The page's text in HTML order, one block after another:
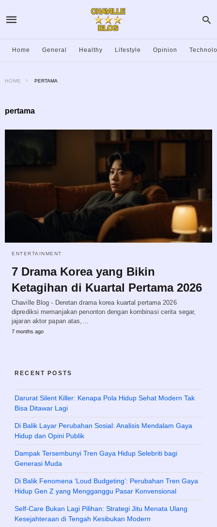
Home General Healthy Lifestyle Opinion
HOME PERTAMA
pertama
ENTERTAINMENT
7 Drama Korea yang Bikin
Ketagihan di Kuartal Pertama 2026
Chaville Blog - Deretan drama korea kuartal pertama 2026
diprediksi memanjakan penonton dengan kombinasi cerita segar,
jajaran aktor papan atas,…
7 months ago
RECENT POSTS
Darurat Silent Killer: Kenapa Pola Hidup Sehat Modern Tak
Bisa Ditawar Lagi
Di Balik Layar Perubahan Sosial: Analisis Mendalam Gaya
Hidup dan Opini Publik
Dampak Tersembunyi Tren Gaya Hidup Selebriti bagi
Generasi Muda
Di Balik Fenomena ‘Loud Budgeting’: Perubahan Tren Gaya
Hidup Gen Z yang Mengganggu Pasar Konvensional
Self-Care Bukan Lagi Pilihan: Strategi Jitu Menata Ulang
Kesejahteraan di Tengah Kesibukan Modern